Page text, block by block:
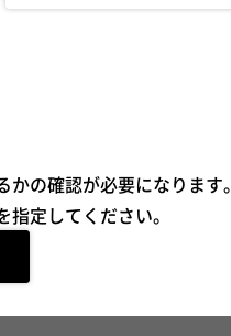
の確認が必要になります。
定してください。